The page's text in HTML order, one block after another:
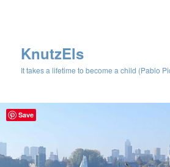
KnutzEls
It takes a lifetime to become a child (Pablo
Save